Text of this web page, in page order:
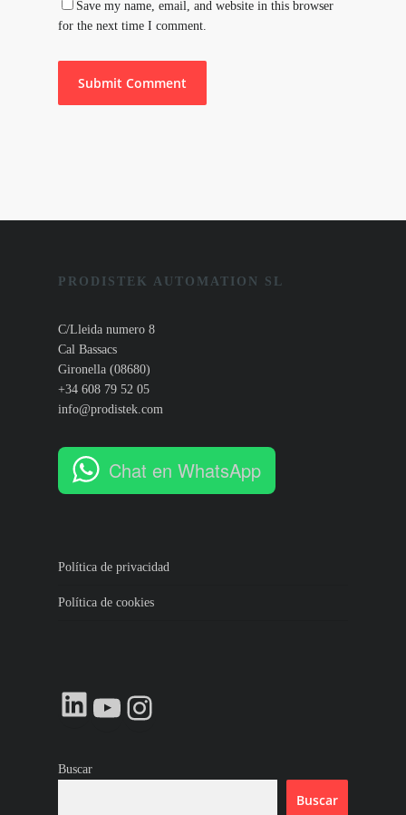
Save my name, email, and website in this browser
for the next time I comment.
PRODISTEK AUTOMATION SL
C/Lleida numero 8
Cal Bassacs
Gironella (08680)
+34 608 79 52 05
info@prodistek.com
Chat en WhatsApp
Política de privacidad
Política de cookies
LinkedIn
YouTube
Instagram
Buscar
Buscar